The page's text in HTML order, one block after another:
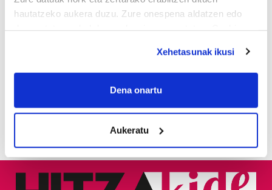
hautatzeko aukera duzu. Zure onespena aldatzen edo
If you allow, we would also like to:
Collect information about your geographical
meters
Identify your device by actively scanning it for
specific characteristics (fingerprinting)
Find out more about how your personal data is processed
and set your preferences in the details section.
Xehetasunak ikusi
Dena onartu
Aukeratu
Nagusiari hasiera emateko
Bagerak eta Jaraneroek
eman diote hasiera Aste
3 Lehertu da festa!